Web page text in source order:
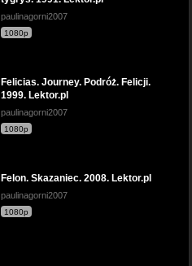
paulinagorni2007
1080p
Felicias. Journey. Podróż. Felicji.
1999. Lektor.pl
paulinagorni2007
1080p
Felon. Skazaniec. 2008. Lektor.pl
paulinagorni2007
1080p